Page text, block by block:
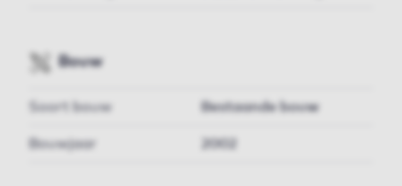
Bouw
Soort bouw Bestaande bouw
Bouwjaar 2002